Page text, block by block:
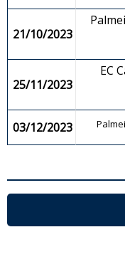
21/10/2023
25/11/2023
EC
03/12/2023